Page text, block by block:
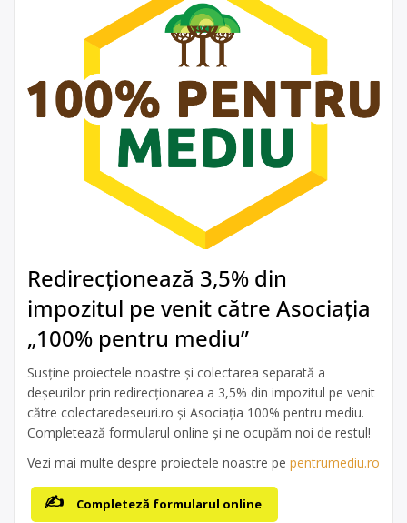
Redirecționează 3,5% din
impozitul pe venit către Asociația
„100% pentru mediu”
Susține proiectele noastre și colectarea separată a
deșeurilor prin redirecționarea a 3,5% din impozitul pe venit
către colectaredeseuri.ro și Asociația 100% pentru mediu.
Completează formularul online și ne ocupăm noi de restul!
Vezi mai multe despre proiectele noastre pe pentrumediu.ro
Completeză formularul online